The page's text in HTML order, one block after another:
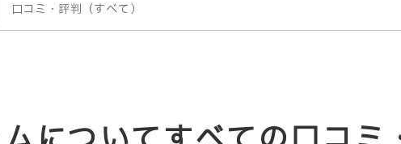
口コミ・評判（すべて）